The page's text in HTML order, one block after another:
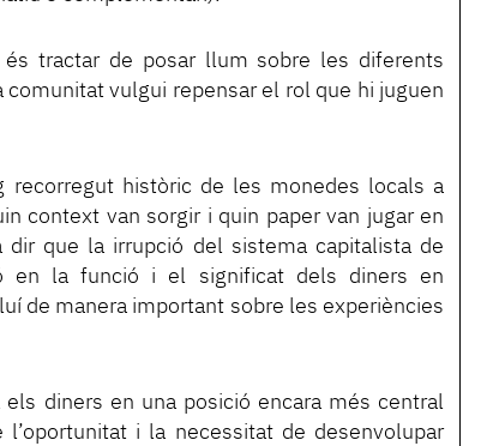
és tractar de posar llum sobre les diferents
vulgui repensar el rol que hi juguen
recorregut històric de les monedes locals a
context van sorgir i quin paper van jugar en
que la irrupció del sistema capitalista de
en la funció i el significat dels diners en
de manera important sobre les experiències
diners en una posició encara més central
i la necessitat de desenvolupar